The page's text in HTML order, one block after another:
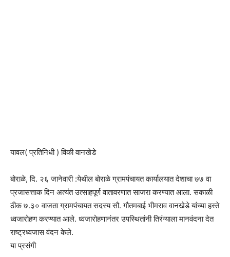
यावल( प्रतिनिधी ) विकी वानखेडे
बोराळे, दि. २६ जानेवारी :येथील बोराळे ग्रामपंचायत कार्यालयात देशाचा ७७ वा
प्रजासत्ताक दिन अत्यंत उत्साहपूर्ण वातावरणात साजरा करण्यात आला. सकाळी
ठीक ७.३० वाजता ग्रामपंचायत सदस्य सौ. गौतमबाई भीमराव वानखेडे यांच्या हस्ते
ध्वजारोहण करण्यात आले. ध्वजारोहणानंतर उपस्थितांनी तिरंग्याला मानवंदना देत
राष्ट्रध्वजास वंदन केले.
या प्रसंगी